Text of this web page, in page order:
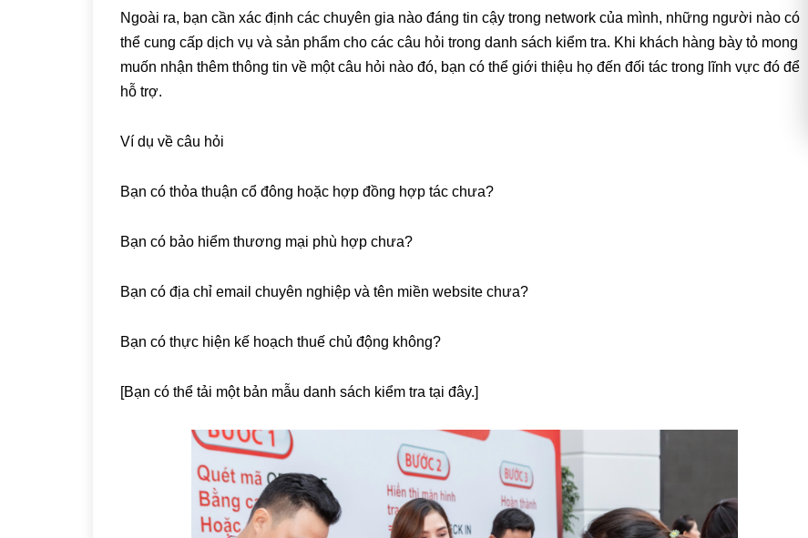
Ngoài ra, bạn cần xác định các chuyên gia nào đáng tin cậy trong network của mình, những người nào có
thể cung cấp dịch vụ và sản phẩm cho các câu hỏi trong danh sách kiểm tra. Khi khách hàng bày tỏ mong
muốn nhận thêm thông tin về một câu hỏi nào đó, bạn có thể giới thiệu họ đến đối tác trong lĩnh vực đó để
hỗ trợ.
Ví dụ về câu hỏi
Bạn có thỏa thuận cổ đông hoặc hợp đồng hợp tác chưa?
Bạn có bảo hiểm thương mại phù hợp chưa?
Bạn có địa chỉ email chuyên nghiệp và tên miền website chưa?
Bạn có thực hiện kế hoạch thuế chủ động không?
[Bạn có thể tải một bản mẫu danh sách kiểm tra tại đây.]